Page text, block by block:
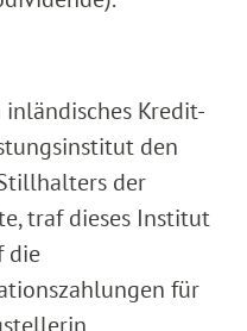
inländisches Kredit-
den
der
traf dieses Institut
die
für